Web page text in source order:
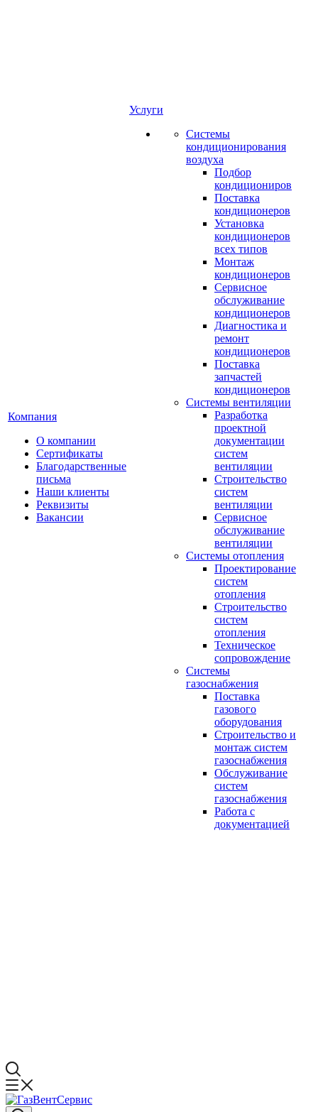
Компания
О компании
Сертификаты
Благодарственные
письма
Наши клиенты
Реквизиты
Вакансии
Услуги
Системы
кондиционирования
воздуха
Подбор
кондициониров
Поставка
кондиционеров
Установка
кондиционеров
всех типов
Монтаж
кондиционеров
Сервисное
обслуживание
кондиционеров
Диагностика и
ремонт
кондиционеров
Поставка
запчастей
кондиционеров
Системы вентиляции
Разработка
проектной
документации
систем
вентиляции
Строительство
систем
вентиляции
Сервисное
обслуживание
вентиляции
Системы отопления
Проектирование
систем
отопления
Строительство
систем
отопления
Техническое
сопровождение
Системы
газоснабжения
Поставка
газового
оборудования
Строительство и
монтаж систем
газоснабжения
Обслуживание
систем
газоснабжения
Работа с
документацией